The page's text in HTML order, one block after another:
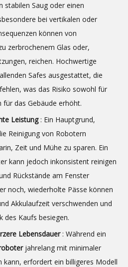
stabilen Saug oder einen
bei vertikalen oder
können von
zerbrochenem Glas oder,
reichen. Hochwertige
Safes ausgestattet, die
was das Risiko sowohl für
für das Gebäude erhöht.
Leistung : Ein Hauptgrund,
Reinigung von Robotern
Zeit und Mühe zu sparen. Ein
kann jedoch inkonsistent reinigen
Rückstände am Fenster
noch, wiederholte Pässe können
Akkulaufzeit verschwenden und
des Kaufs besiegen.
Lebensdauer : Während ein
jahrelang mit minimaler
kann, erfordert ein billigeres Modell